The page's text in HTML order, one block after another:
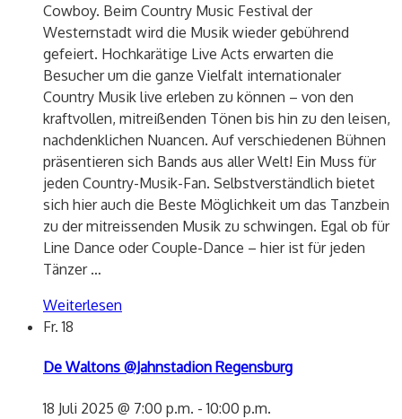
Cowboy. Beim Country Music Festival der
Westernstadt wird die Musik wieder gebührend
gefeiert. Hochkarätige Live Acts erwarten die
Besucher um die ganze Vielfalt internationaler
Country Musik live erleben zu können – von den
kraftvollen, mitreißenden Tönen bis hin zu den leisen,
nachdenklichen Nuancen. Auf verschiedenen Bühnen
präsentieren sich Bands aus aller Welt! Ein Muss für
jeden Country-Musik-Fan. Selbstverständlich bietet
sich hier auch die Beste Möglichkeit um das Tanzbein
zu der mitreissenden Musik zu schwingen. Egal ob für
Line Dance oder Couple-Dance – hier ist für jeden
Tänzer…
Weiterlesen
Fr.18
De Waltons @Jahnstadion Regensburg
18 Juli 2025 @ 7:00 p.m. -10:00 p.m.